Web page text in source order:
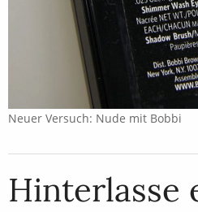
Neuer Versuch: Nude mit Bobbi
Hinterlasse